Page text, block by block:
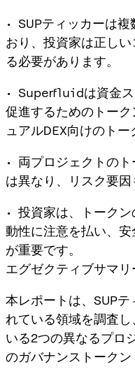
• SUPティッカーは
おり、投資家は正し
る必要があります。
• Superfluidは資金ス
促進するためのトー
ュアルDEX向けのトー
• 両プロジェクトの
は異なり、リスク要因
• 投資家は、トーク
動性に注意を払い、
が重要です。
エグゼクティブサマリ
本レポートは、SUP
れている領域を調査
いる2つの異なるプロ
のガバナンストーク